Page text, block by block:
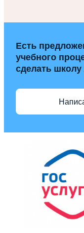
Есть
учебного
сделать